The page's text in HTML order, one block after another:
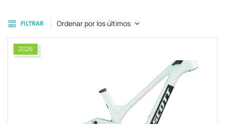
FILTRAR Ordenar por los últimos
2026